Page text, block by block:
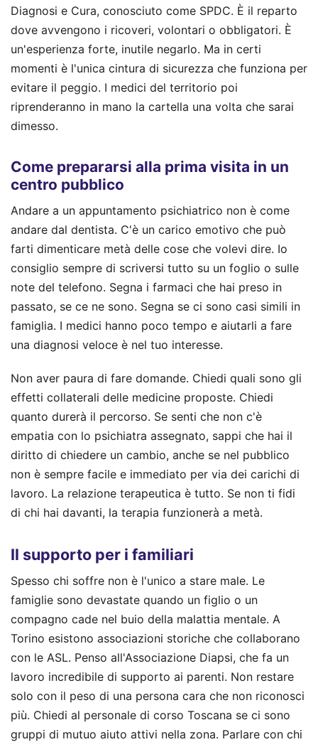
Diagnosi e Cura, conosciuto come SPDC. È il reparto
dove avvengono i ricoveri, volontari o obbligatori. È
un'esperienza forte, inutile negarlo. Ma in certi
momenti è l'unica cintura di sicurezza che funziona per
evitare il peggio. I medici del territorio poi
riprenderanno in mano la cartella una volta che sarai
dimesso.
Come prepararsi alla prima visita in un
centro pubblico
Andare a un appuntamento psichiatrico non è come
andare dal dentista. C'è un carico emotivo che può
farti dimenticare metà delle cose che volevi dire. Io
consiglio sempre di scriversi tutto su un foglio o sulle
note del telefono. Segna i farmaci che hai preso in
passato, se ce ne sono. Segna se ci sono casi simili in
famiglia. I medici hanno poco tempo e aiutarli a fare
una diagnosi veloce è nel tuo interesse.
Non aver paura di fare domande. Chiedi quali sono gli
effetti collaterali delle medicine proposte. Chiedi
quanto durerà il percorso. Se senti che non c'è
empatia con lo psichiatra assegnato, sappi che hai il
diritto di chiedere un cambio, anche se nel pubblico
non è sempre facile e immediato per via dei carichi di
lavoro. La relazione terapeutica è tutto. Se non ti fidi
di chi hai davanti, la terapia funzionerà a metà.
Il supporto per i familiari
Spesso chi soffre non è l'unico a stare male. Le
famiglie sono devastate quando un figlio o un
compagno cade nel buio della malattia mentale. A
Torino esistono associazioni storiche che collaborano
con le ASL. Penso all'Associazione Diapsi, che fa un
lavoro incredibile di supporto ai parenti. Non restare
solo con il peso di una persona cara che non riconosci
più. Chiedi al personale di corso Toscana se ci sono
gruppi di mutuo aiuto attivi nella zona. Parlare con chi